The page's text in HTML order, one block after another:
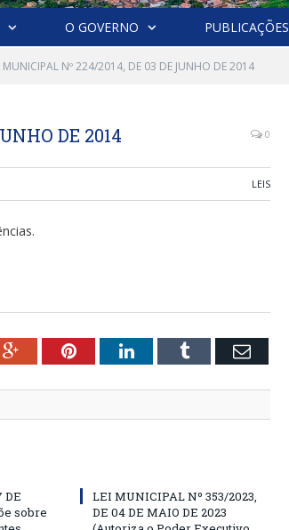
O GOVERNO PUBLICAÇÕES
MUNICIPAL Nº 224/2014, DE 03 DE JUNHO DE 2014
DE 2014 0
LEIS
Google+PinterestLinkedInTumblr Email
DE
sobre
LEI MUNICIPAL Nº 353/2023,
DE 04 DE MAIO DE 2023